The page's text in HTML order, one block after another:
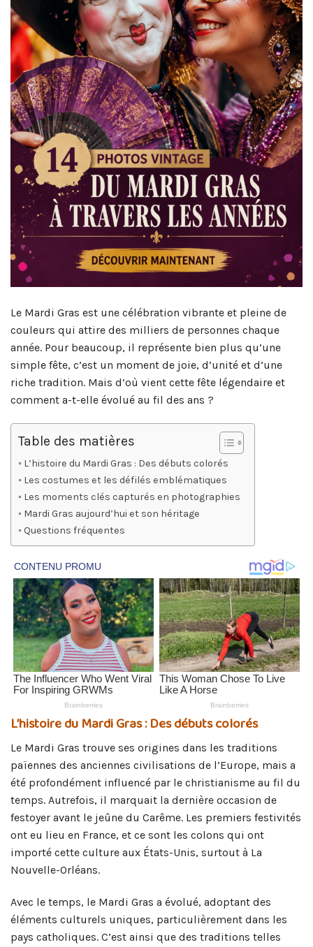
Le Mardi Gras est une célébration vibrante et pleine de
couleurs qui attire des milliers de personnes chaque
année. Pour beaucoup, il représente bien plus qu’une
simple fête, c’est un moment de joie, d’unité et d’une
riche tradition. Mais d’où vient cette fête légendaire et
comment a-t-elle évolué au fil des ans ?
Table des matières
L’histoire du Mardi Gras : Des débuts colorés
Les costumes et les défilés emblématiques
Les moments clés capturés en photographies
Mardi Gras aujourd’hui et son héritage
Questions fréquentes
L’histoire du Mardi Gras : Des débuts colorés
Le Mardi Gras trouve ses origines dans les traditions
païennes des anciennes civilisations de l’Europe, mais a
été profondément influencé par le christianisme au fil du
temps. Autrefois, il marquait la dernière occasion de
festoyer avant le jeûne du Carême. Les premiers festivités
ont eu lieu en France, et ce sont les colons qui ont
importé cette culture aux États-Unis, surtout à La
Nouvelle-Orléans.
Avec le temps, le Mardi Gras a évolué, adoptant des
éléments culturels uniques, particulièrement dans les
pays catholiques. C’est ainsi que des traditions telles